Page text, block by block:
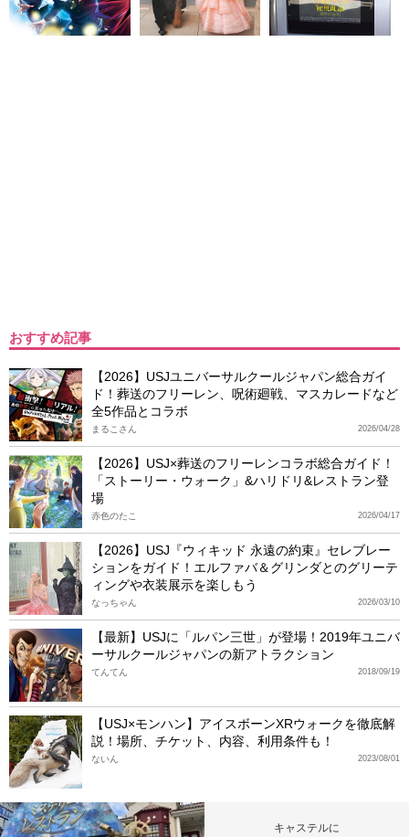
おすすめ記事
【2026】USJユニバーサルクールジャパン総合ガイ
ド！葬送のフリーレン、呪術廻戦、マスカレードなど
全5作品とコラボ
2026/04/28
まるこさん
【2026】USJ×葬送のフリーレンコラボ総合ガイド！
「ストーリー・ウォーク」&ハリドリ&レストラン登
場
2026/04/17
赤色のたこ
【2026】USJ『ウィキッド 永遠の約束』セレブレー
ションをガイド！エルファバ＆グリンダとのグリーテ
ィングや衣装展示を楽しもう
2026/03/10
なっちゃん
【最新】USJに「ルパン三世」が登場！2019年ユニバ
ーサルクールジャパンの新アトラクション
2018/09/19
てんてん
【USJ×モンハン】アイスボーンXRウォークを徹底解
説！場所、チケット、内容、利用条件も！
2023/08/01
ないん
キャステルに